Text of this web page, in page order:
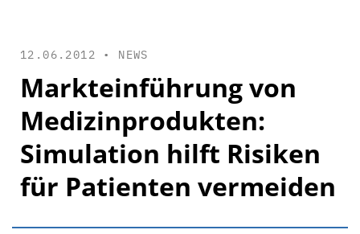
12.06.2012 • NEWS
Markteinführung von
Medizinprodukten:
Simulation hilft Risiken
für Patienten vermeiden